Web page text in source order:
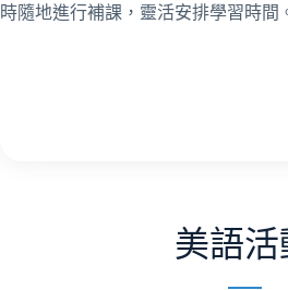
時隨地進行補課，靈活安排學習時間
美語活